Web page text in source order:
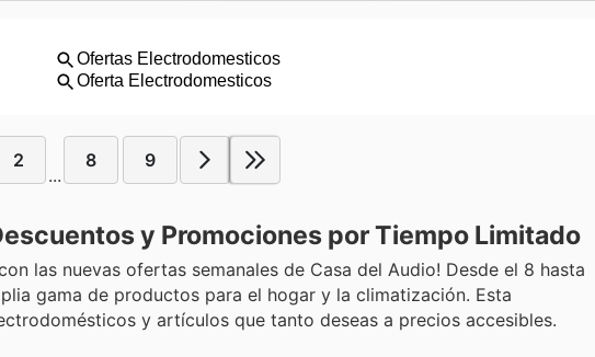
2
...
8 9
y Promociones por Tiempo Limitado
las nuevas ofertas semanales de Casa del Audio! Desde el 8 hasta
gama de productos para el hogar y la climatización. Esta
y artículos que tanto deseas a precios accesibles.